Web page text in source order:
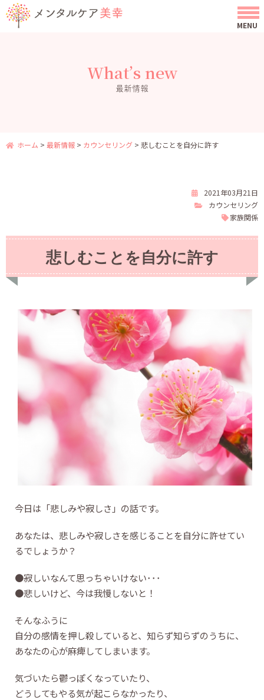
What’s new
最新情報
ホーム > 最新情報 > カウンセリング > 悲しむことを自分に許す
2021年03月21日
カウンセリング
家族関係
悲しむことを自分に許す
今日は「悲しみや寂しさ」の話です。
あなたは、悲しみや寂しさを感じることを自分に許せてい
るでしょうか？
●寂しいなんて思っちゃいけない･･･
●悲しいけど、今は我慢しないと！
そんなふうに
自分の感情を押し殺していると、知らず知らずのうちに、
あなたの心が麻痺してしまいます。
気づいたら鬱っぽくなっていたり、
どうしてもやる気が起こらなかったり、